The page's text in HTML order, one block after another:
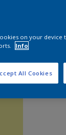
on your device
Info
All Cookies